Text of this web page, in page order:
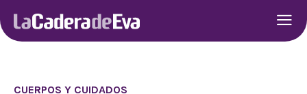
CUERPOS Y CUIDADOS